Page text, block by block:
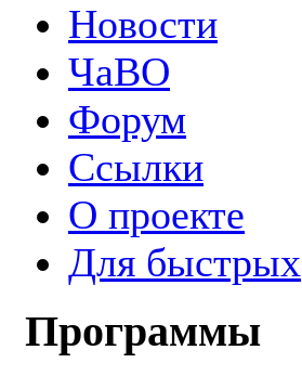
Новости
ЧаВО
Форум
Ссылки
О проекте
Для быстрых
Программы